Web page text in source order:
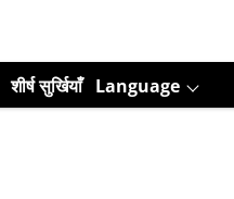
शीर्ष सुर्खियाँ Language